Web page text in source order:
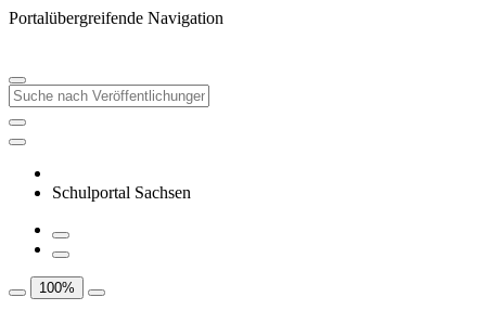
Portalübergreifende Navigation
Schulportal Sachsen
100%